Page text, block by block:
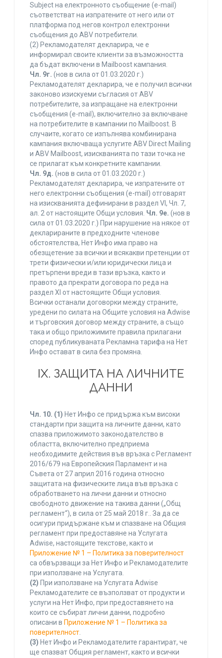
Subject на електронното съобщение (e-mail)
съответстват на изпратените от него или от
платформа под негов контрол електронни
съобщения до ABV потребители.
(2) Рекламодателят декларира, че е
информирал своите клиенти за възможността
да бъдат включени в Mailboost кампания.
Чл. 9г. (нов в сила от 01.03.2020 г.)
Рекламодателят декларира, че е получил всички
законово изискуеми съгласия от ABV
потребителите, за изпращане на електронни
съобщения (e-mail), включително за включване
на потребителите в кампании по Mailboost. В
случаите, когато се изпълнява комбинирана
кампания включваща услугите ABV Direct Mailing
и ABV Mailboost, изискванията по тази точка не
се прилагат към конкретните кампании.
Чл. 9д. (нов в сила от 01.03.2020 г.)
Рекламодателят декларира, че изпратените от
него електронни съобщения (e-mail) отговарят
на изискванията дефинирани в раздел VI, Чл. 7,
ал. 2 от настоящите Общи условия. Чл. 9е. (нов в
сила от 01.03.2020 г.) При нарушение на някое от
декларираните в предходните членове
обстоятелства, Нет Инфо има право на
обезщетение за всички и всякакви претенции от
трети физически и/или юридически лица и
претърпени вреди в тази връзка, както и
правото да прекрати договора по реда на
раздел XI от настоящите Общи условия.
Всички останали договорки между страните,
уредени по силата на Общите условия на Adwise
и търговския договор между страните, а също
така и общо приложимите правила прилагани
според публикуваната Рекламна тарифа на Нет
Инфо остават в сила без промяна.
IХ. ЗАЩИТА НА ЛИЧНИТЕ
ДАННИ
Чл. 10. (1) Нет Инфо се придържа към високи
стандарти при защита на личните данни, като
спазва приложимото законодателство в
областта, включително предприема
необходимите действия във връзка с Регламент
2016/679 на Европейския Парламент и на
Съвета от 27 април 2016 година относно
защитата на физическите лица във връзка с
обработването на лични данни и относно
свободното движение на такива данни („Общ
регламент“), в сила от 25 май 2018 г.. За да се
осигури придържане към и спазване на Общия
регламент при предоставяне на Услугата
Adwise, настоящите текстове, както и
Приложение № 1 – Политика за поверителност
са обвързващи за Нет Инфо и Рекламодателите
при използване на Услугата.
(2) При използване на Услугата Adwise
Рекламодателите се възползват от продукти и
услуги на Нет Инфо, при предоставянето на
които се събират лични данни, подробно
описани в Приложение № 1 – Политика за
поверителност.
(3) Нет Инфо и Рекламодателите гарантират, че
ще спазват Общия регламент, както и всички